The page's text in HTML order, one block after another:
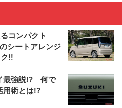
コンパクト
シートアレンジ
!!
最強説!? 何で
用術とは!?